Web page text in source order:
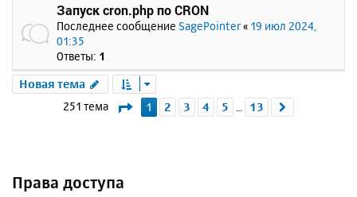
Запуск cron.php по CRON
Последнее сообщение SagePointer « 19 июл 2024,
01:35
Ответы: 1
Новая тема
251 тема Страница1 из 13
1 2 3 4 5 13
Права доступа